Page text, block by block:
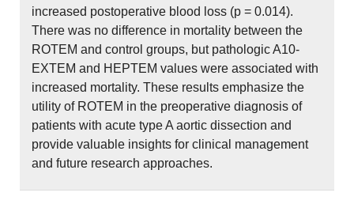
increased postoperative blood loss (p = 0.014).
There was no difference in mortality between the
ROTEM and control groups, but pathologic A10-
EXTEM and HEPTEM values were associated with
increased mortality. These results emphasize the
utility of ROTEM in the preoperative diagnosis of
patients with acute type A aortic dissection and
provide valuable insights for clinical management
and future research approaches.